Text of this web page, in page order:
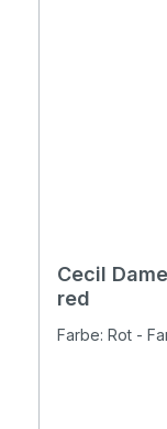
Cecil
red
Farbe: Rot -